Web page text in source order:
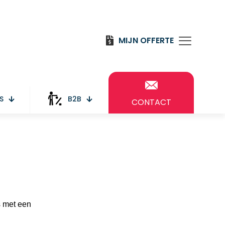
MIJN OFFERTE
B2B CONTACT
een